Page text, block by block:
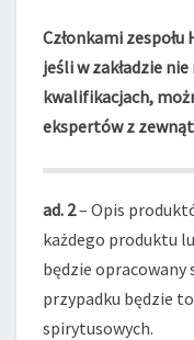
Członkami zespołu
jeśli w zakładzie
kwalifikacjach,
ekspertów z
ad. 2– Opis
każdego produktu
będzie opracowany
przypadku będzie
spirytusowych.